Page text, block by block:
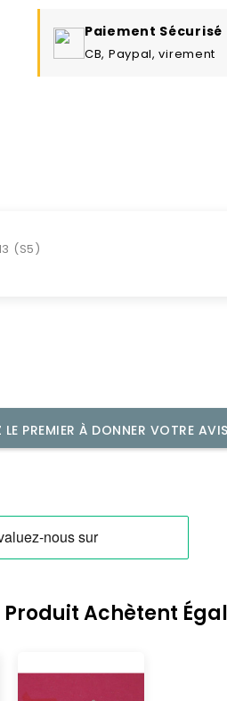
Paiement Sécurisé
CB, Paypal, virement
(S5)
LE PREMIER À DONNER VOTRE AVIS
Produit Achètent